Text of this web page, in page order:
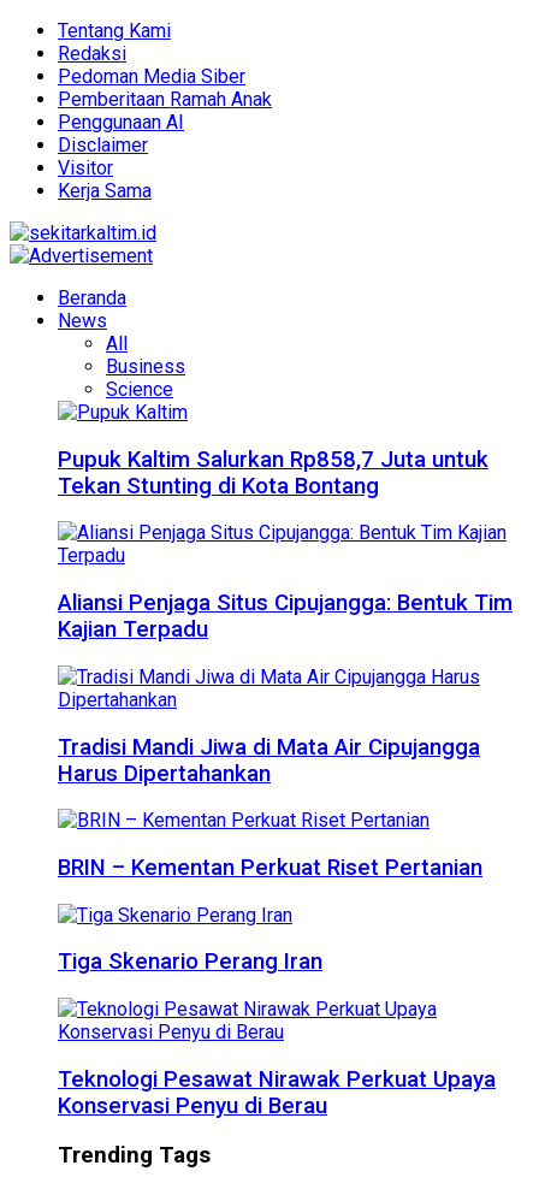
Tentang Kami
Redaksi
Pedoman Media Siber
Pemberitaan Ramah Anak
Penggunaan AI
Disclaimer
Visitor
Kerja Sama
Beranda
News
All
Business
Science
Pupuk Kaltim Salurkan Rp858,7 Juta untuk
Tekan Stunting di Kota Bontang
Aliansi Penjaga Situs Cipujangga: Bentuk Tim
Kajian Terpadu
Tradisi Mandi Jiwa di Mata Air Cipujangga
Harus Dipertahankan
BRIN – Kementan Perkuat Riset Pertanian
Tiga Skenario Perang Iran
Teknologi Pesawat Nirawak Perkuat Upaya
Konservasi Penyu di Berau
Trending Tags